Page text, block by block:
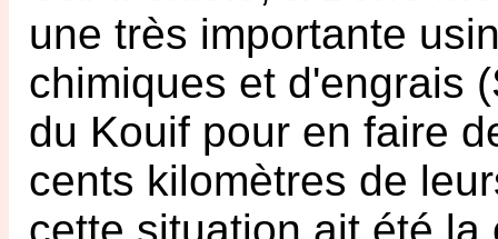
une très importante
chimiques et d'engrais
du Kouif pour en faire
cents kilomètres de